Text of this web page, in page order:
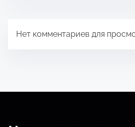
Нет комментариев для